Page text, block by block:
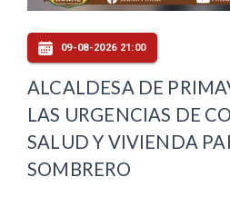
09-08-2026 21:00
ALCALDESA DE
LAS URGENCIAS DE
SALUD Y VIVIENDA
SOMBRERO